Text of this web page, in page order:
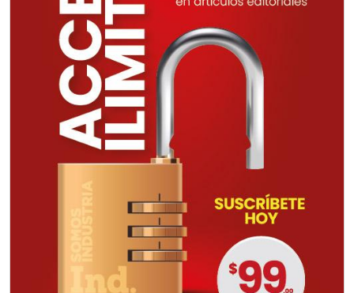
cercanas a la región y otorgar
referencias comerciales.
Aplicar al Requerimiento
Empresa en Querétaro
REFACCIONES PARA
MAQUINARIA INDUSTRIAL
Especificaciones:
Requisitos: Otorgar condiciones de
crédito acordes a las políticas del